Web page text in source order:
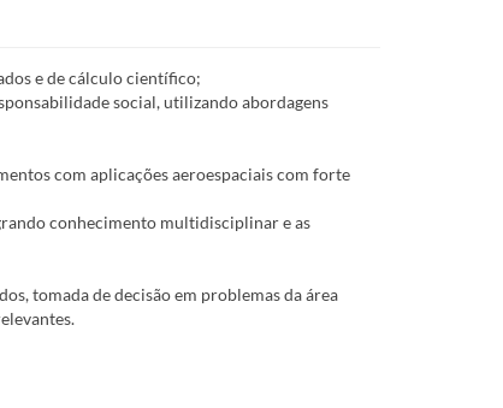
e de cálculo científico;
social, utilizando abordagens
com aplicações aeroespaciais com forte
conhecimento multidisciplinar e as
tomada de decisão em problemas da área